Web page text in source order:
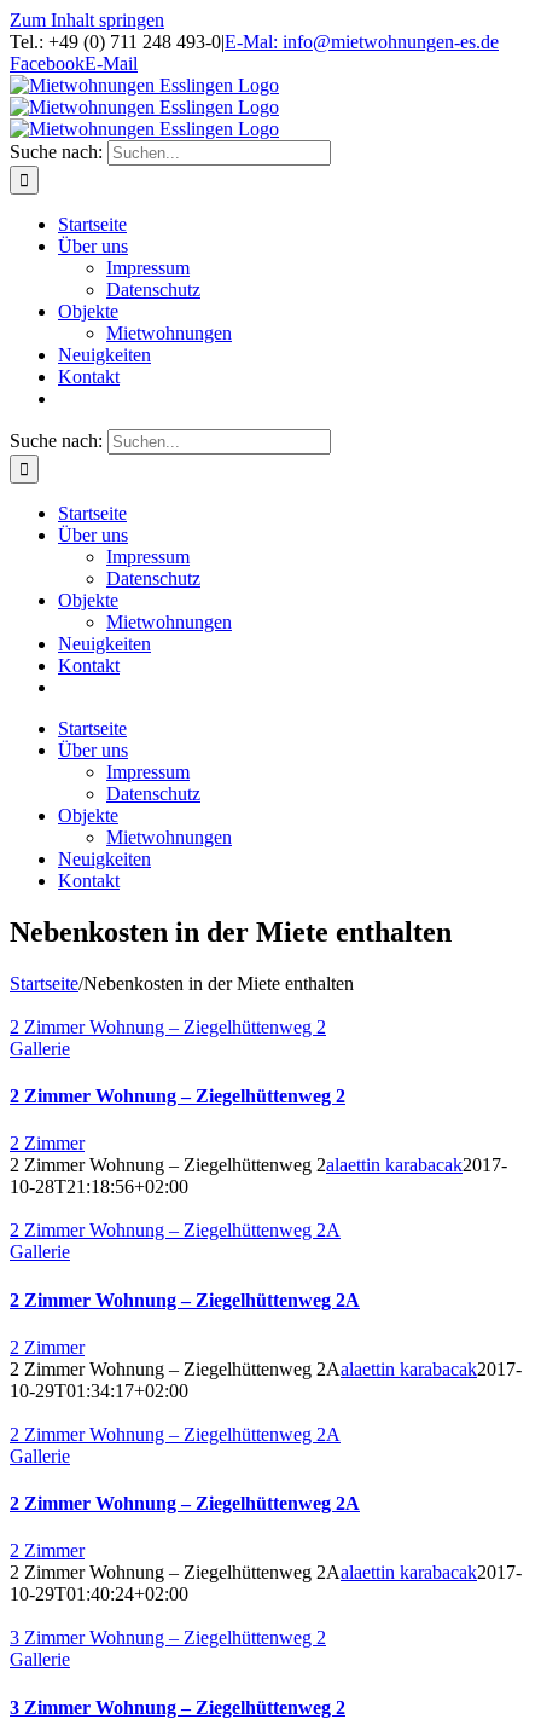
Zum Inhalt springen
Tel.: +49 (0) 711 248 493-0|E-Mal: info@mietwohnungen-es.de
FacebookE-Mail
Suche nach:
Startseite
Über uns
Impressum
Datenschutz
Objekte
Mietwohnungen
Neuigkeiten
Kontakt
Suche nach:
Startseite
Über uns
Impressum
Datenschutz
Objekte
Mietwohnungen
Neuigkeiten
Kontakt
Startseite
Über uns
Impressum
Datenschutz
Objekte
Mietwohnungen
Neuigkeiten
Kontakt
Nebenkosten in der Miete enthalten
Startseite/Nebenkosten in der Miete enthalten
2 Zimmer Wohnung – Ziegelhüttenweg 2
Gallerie
2 Zimmer Wohnung – Ziegelhüttenweg 2
2 Zimmer
2 Zimmer Wohnung – Ziegelhüttenweg 2alaettin karabacak2017-
10-28T21:18:56+02:00
2 Zimmer Wohnung – Ziegelhüttenweg 2A
Gallerie
2 Zimmer Wohnung – Ziegelhüttenweg 2A
2 Zimmer
2 Zimmer Wohnung – Ziegelhüttenweg 2Aalaettin karabacak2017-
10-29T01:34:17+02:00
2 Zimmer Wohnung – Ziegelhüttenweg 2A
Gallerie
2 Zimmer Wohnung – Ziegelhüttenweg 2A
2 Zimmer
2 Zimmer Wohnung – Ziegelhüttenweg 2Aalaettin karabacak2017-
10-29T01:40:24+02:00
3 Zimmer Wohnung – Ziegelhüttenweg 2
Gallerie
3 Zimmer Wohnung – Ziegelhüttenweg 2